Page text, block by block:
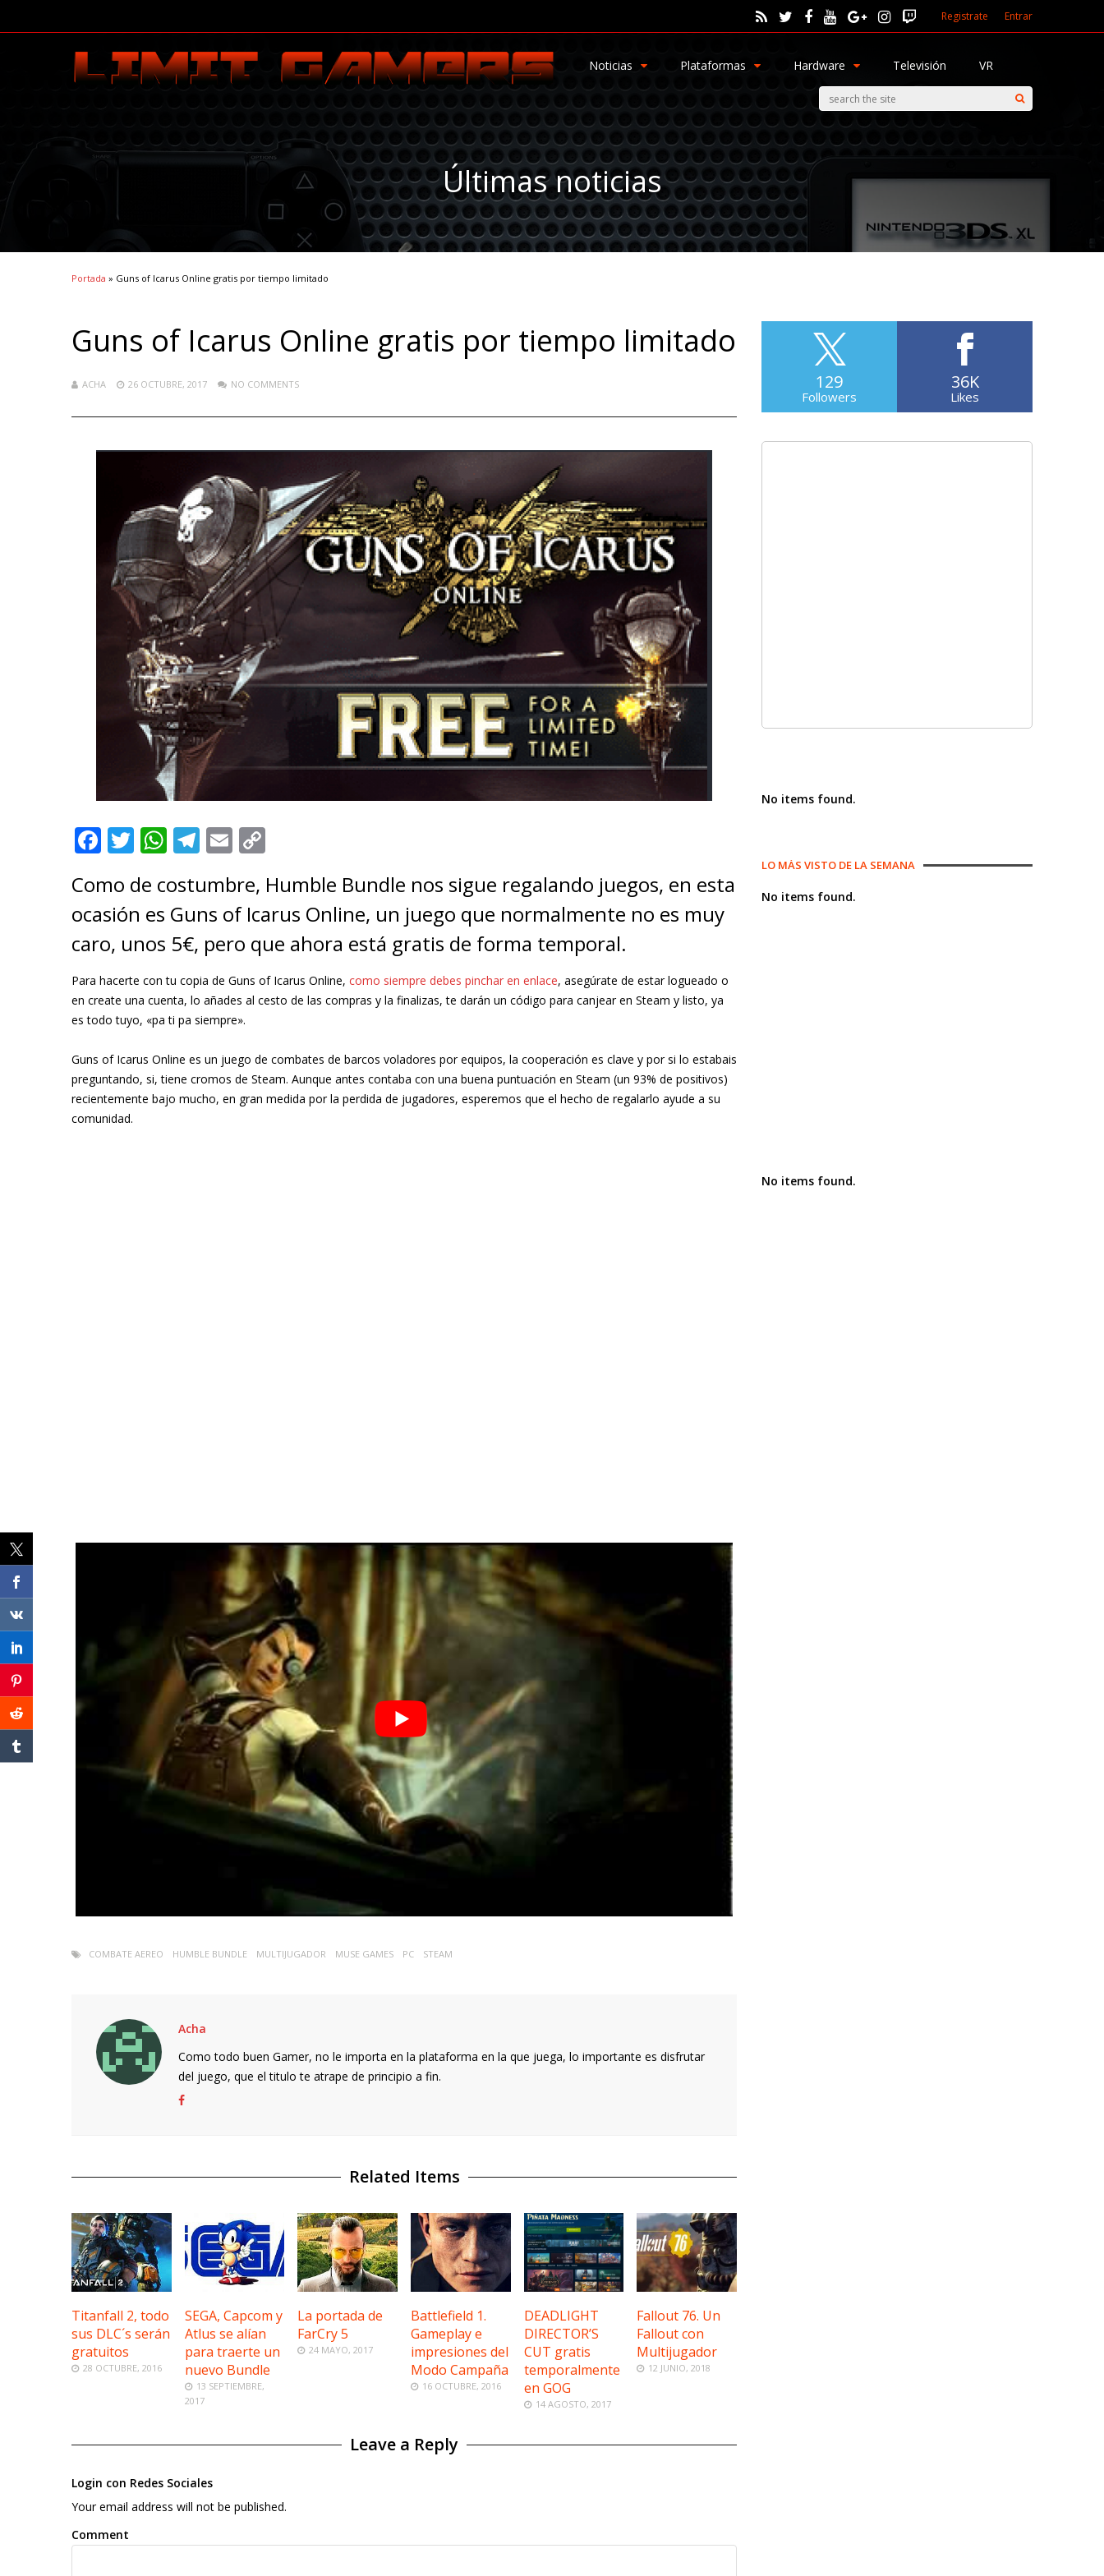
Registrate Entrar
Noticias Plataformas Hardware Televisión VR
Últimas noticias
Portada » Guns of Icarus Online gratis por tiempo limitado
Guns of Icarus Online gratis por tiempo limitado
ACHA 26 OCTUBRE, 2017 NO COMMENTS
F
e
b
o
o
k
T
itt
er
W
at
s
A
p
p
T
e
gr
a
m
E
ai
l
p
y
Li
n
k
Como de costumbre, Humble Bundle nos sigue regalando juegos, en esta
ocasión es Guns of Icarus Online, un juego que normalmente no es muy
caro, unos 5€, pero que ahora está gratis de forma temporal.
Para hacerte con tu copia de Guns of Icarus Online, como siempre debes pinchar en enlace, asegúrate de estar logueado o
en create una cuenta, lo añades al cesto de las compras y la finalizas, te darán un código para canjear en Steam y listo, ya
es todo tuyo, «pa ti pa siempre».
Guns of Icarus Online es un juego de combates de barcos voladores por equipos, la cooperación es clave y por si lo estabais
preguntando, si, tiene cromos de Steam. Aunque antes contaba con una buena puntuación en Steam (un 93% de positivos)
recientemente bajo mucho, en gran medida por la perdida de jugadores, esperemos que el hecho de regalarlo ayude a su
comunidad.
COMBATE AEREO HUMBLE BUNDLE MULTIJUGADOR MUSE GAMES PC STEAM
Acha
Como todo buen Gamer, no le importa en la plataforma en la que juega, lo importante es disfrutar
del juego, que el titulo te atrape de principio a fin.
Related Items
Titanfall 2, todo
sus DLC´s serán
gratuitos
28 OCTUBRE, 2016
SEGA, Capcom y
Atlus se alían
para traerte un
nuevo Bundle
13 SEPTIEMBRE,
2017
La portada de
FarCry 5
24 MAYO, 2017
Battlefield 1.
Gameplay e
impresiones del
Modo Campaña
16 OCTUBRE, 2016
DEADLIGHT
DIRECTOR’S
CUT gratis
temporalmente
en GOG
14 AGOSTO, 2017
Fallout 76. Un
Fallout con
Multijugador
12 JUNIO, 2018
Leave a Reply
Login con Redes Sociales
Your email address will not be published.
Comment
129
Followers
36K
Likes
No items found.
LO MÁS VISTO DE LA SEMANA
No items found.
No items found.